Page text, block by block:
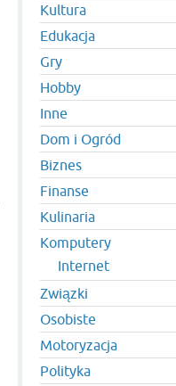
Kultura
Edukacja
Gry
Hobby
Inne
Dom i Ogród
Biznes
Finanse
Kulinaria
Komputery
Internet
Związki
Osobiste
Motoryzacja
Polityka